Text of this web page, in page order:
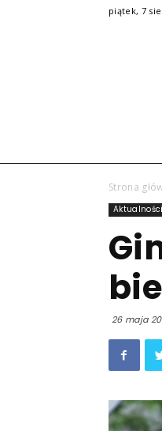
piątek, 7
Strona
Aktualności
26 maja